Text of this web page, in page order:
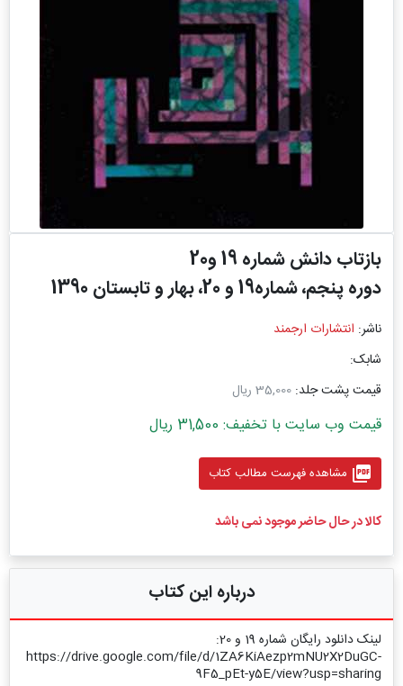
بازتاب دانش شماره 19 و20
دوره پنجم، شماره19 و 20، بهار و تابستان 1390
ناشر: انتشارات ارجمند
شابک:
قیمت پشت جلد: 35,000 ریال
قیمت وب سایت با تخفیف: 31,500 ریال
picture_as_pdf مشاهده فهرست مطالب کتاب
کالا در حال حاضر موجود نمی باشد
درباره این کتاب
لینک دانلود رایگان شماره 19 و 20:
https://drive.google.com/file/d/1ZA6KiAezp2mNU2X2DuGC-
9F5_pEt-y5E/view?usp=sharing